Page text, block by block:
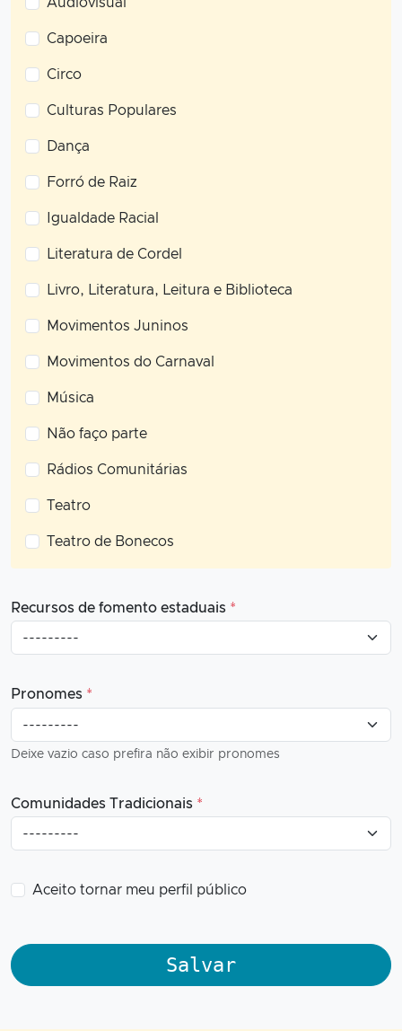
Capoeira
Circo
Culturas Populares
Dança
Forró de Raiz
Igualdade Racial
Literatura de Cordel
Livro, Literatura, Leitura e Biblioteca
Movimentos Juninos
Movimentos do Carnaval
Música
Não faço parte
Rádios Comunitárias
Teatro
Teatro de Bonecos
Recursos de fomento estaduais *
Pronomes *
Deixe vazio caso prefira não exibir pronomes
Comunidades Tradicionais *
Aceito tornar meu perfil público